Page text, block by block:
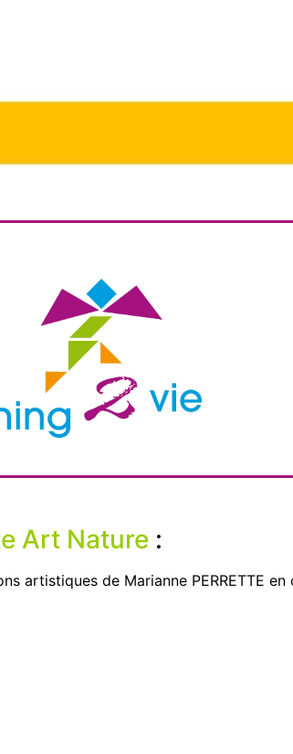
Art Nature :
artistiques de Marianne PERRETTE